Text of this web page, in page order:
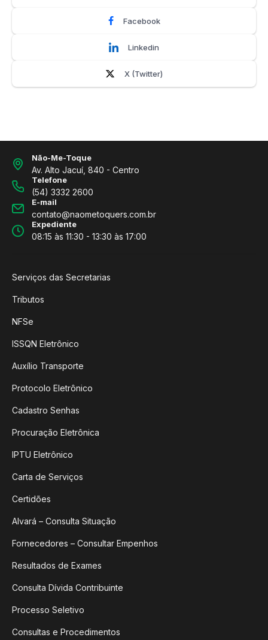
Facebook
Linkedin
X (Twitter)
Não-Me-Toque
Av. Alto Jacuí, 840 - Centro
Telefone
(54) 3332 2600
E-mail
contato@naometoquers.com.br
Expediente
08:15 às 11:30 - 13:30 às 17:00
Serviços das Secretarias
Tributos
NFSe
ISSQN Eletrônico
Auxílio Transporte
Protocolo Eletrônico
Cadastro Senhas
Procuração Eletrônica
IPTU Eletrônico
Carta de Serviços
Certidões
Alvará – Consulta Situação
Fornecedores – Consultar Empenhos
Resultados de Exames
Consulta Dívida Contribuinte
Processo Seletivo
Consultas e Procedimentos